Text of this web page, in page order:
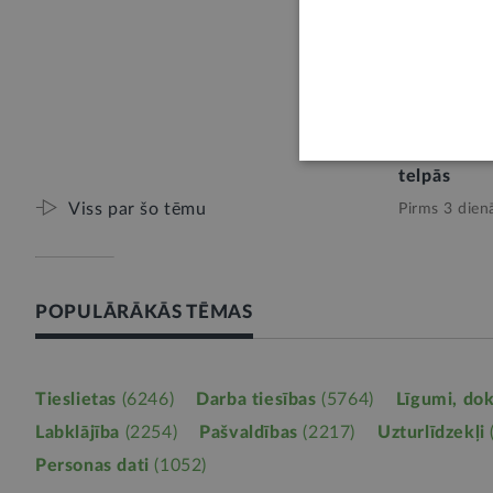
telpās
Pirms 3
Viss par šo tēmu
POPULĀRĀKĀS TĒMAS
Tieslietas (6246) Darba tiesības (5764) Līgumi,
Labklājība (2254) Pašvaldības (2217) Uzturlīdzekļi
Personas dati (1052)